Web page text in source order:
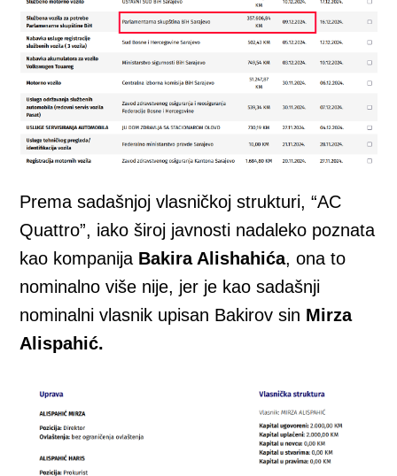
Prema sadašnjoj vlasničkoj strukturi, “AC
Quattro”, iako široj javnosti nadaleko poznata
kao kompanija Bakira Alishahića, ona to
nominalno više nije, jer je kao sadašnji
nominalni vlasnik upisan Bakirov sin Mirza
Alispahić.